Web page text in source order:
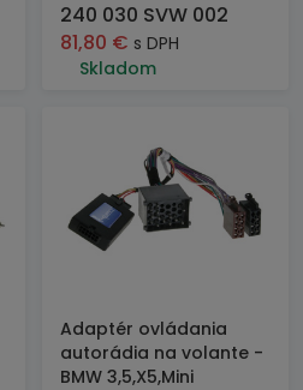
240 030 SVW 002
81,80 € s DPH
Skladom
Adaptér ovládania
autorádia na volante -
BMW 3,5,X5,Mini